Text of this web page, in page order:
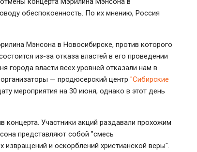
обеспокоенность. По их мнению, Россия
Мэнсона в Новосибирске, против которого
из-за отказа властей в его проведении
власти всех уровней отказали нам в
— продюсерский центр "Сибирские
мероприятия на 30 июня, однако в этот день
концерта. Участники акций раздавали прохожим
представляют собой "смесь
извращений и оскорблений христианской веры".